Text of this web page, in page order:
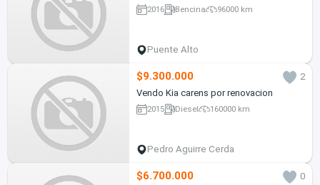
2016 Bencina 96000 km
Puente Alto
$9.300.000
2
Vendo Kia carens por renovacion
2015 Diesel 160000 km
Pedro Aguirre Cerda
$6.700.000
0